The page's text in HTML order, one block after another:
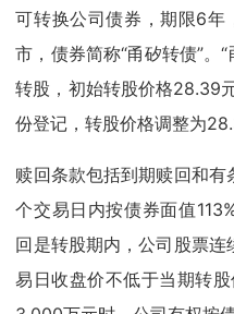
可转换公司债券，期限6年
市，债券简称“甬矽转债”。
转股，初始转股价格28.39
份登记，转股价格调整为
赎回条款包括到期赎回和
个交易日内按债券面值
回是转股期内，公司股票
易日收盘价不低于当期转